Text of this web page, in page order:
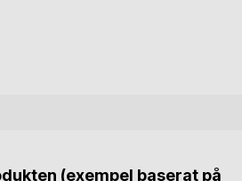
(exempel baserat på